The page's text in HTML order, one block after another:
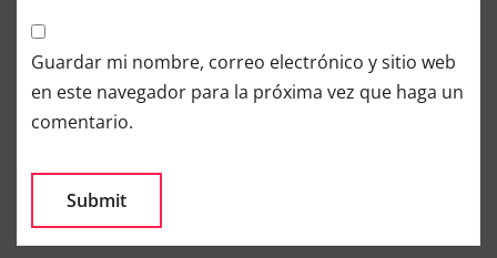
Guardar mi nombre, correo electrónico y sitio web
en este navegador para la próxima vez que haga un
comentario.